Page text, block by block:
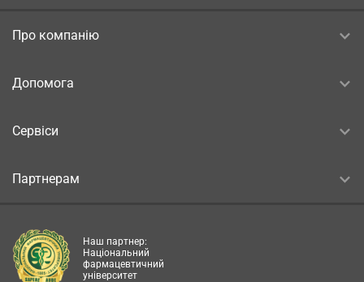
Про компанію
Допомога
Сервіси
Партнерам
Наш партнер:
Національний
фармацевтичний
університет